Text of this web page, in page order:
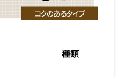
種類